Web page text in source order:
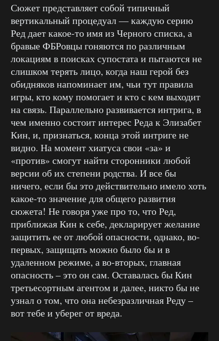
Сюжет представляет собой типичный
вертикальный процедуал — каждую серию
Ред дает какое-то имя из Черного списка, а
бравые ФБРовцы гоняются по различным
локациям в поисках супостата и пытаются не
слишком терять лицо, когда наш герой без
обидняков напоминает им, чьи тут правила
игры, кто кому помогает и кто с кем выходит
на связь. Параллельно развивается интрига, в
чем именно состоит интерес Реда к Элизабет
Кин, и, признаться, конца этой интриге не
видно. На момент хиатуса свои «за» и
«против» смогут найти сторонники любой
версии об их степени родства. И все бы
ничего, если бы это действительно имело хоть
какое-то значение для общего развития
сюжета! Не говоря уже про то, что Ред,
приближая Кин к себе, декларирует желание
защитить ее от любой опасности, однако, во-
первых, защищать можно было бы и в
удаленном режиме, а во-вторых, главная
опасность – это он сам. Оставалась бы Кин
третьесортным агентом и далее, никто бы не
узнал о том, что она небезразличная Реду –
вот тебе и уберег от вреда.